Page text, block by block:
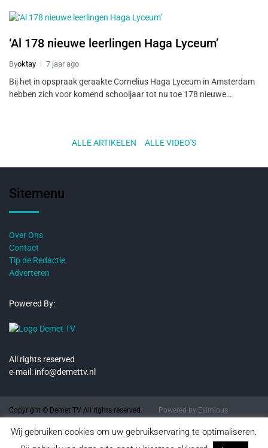
‘Al 178 nieuwe leerlingen Haga Lyceum’
Byoktay 7 jaar ago
Bij het in opspraak geraakte Cornelius Haga Lyceum in Amsterdam
hebben zich voor komend schooljaar tot nu toe 178 nieuwe…
ALLE ARTIKELEN ALLE VIDEO'S
Sitemenu
Over Ons
Contact
Tip de Redactie
Adverteren
Powered By:
All rights reserved
e-mail: info@demettv.nl
Copyright © Demet TV All rights reserved.
Powered by Eximious
Wij gebruiken cookies om uw gebruikservaring te optimaliseren.